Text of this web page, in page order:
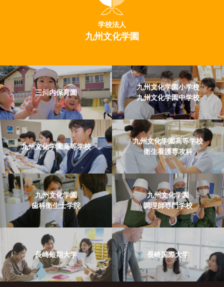
学校法人
九州文化学園
三川内保育園
九州文化学園小学校
九州文化学園中学校
九州文化学園高等学校
九州文化学園高等学校
衛生看護専攻科
九州文化学園
歯科衛生士学院
九州文化学園
調理師専門学校
長崎短期大学 長崎国際大学